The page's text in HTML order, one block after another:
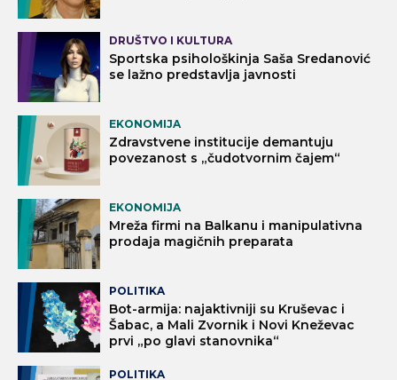
DRUŠTVO I KULTURA
Sportska psihološkinja Saša Sredanović
se lažno predstavlja javnosti
EKONOMIJA
Zdravstvene institucije demantuju
povezanost s „čudotvornim čajem“
EKONOMIJA
Mreža firmi na Balkanu i manipulativna
prodaja magičnih preparata
POLITIKA
Bot-armija: najaktivniji su Kruševac i
Šabac, a Mali Zvornik i Novi Kneževac
prvi „po glavi stanovnika“
POLITIKA